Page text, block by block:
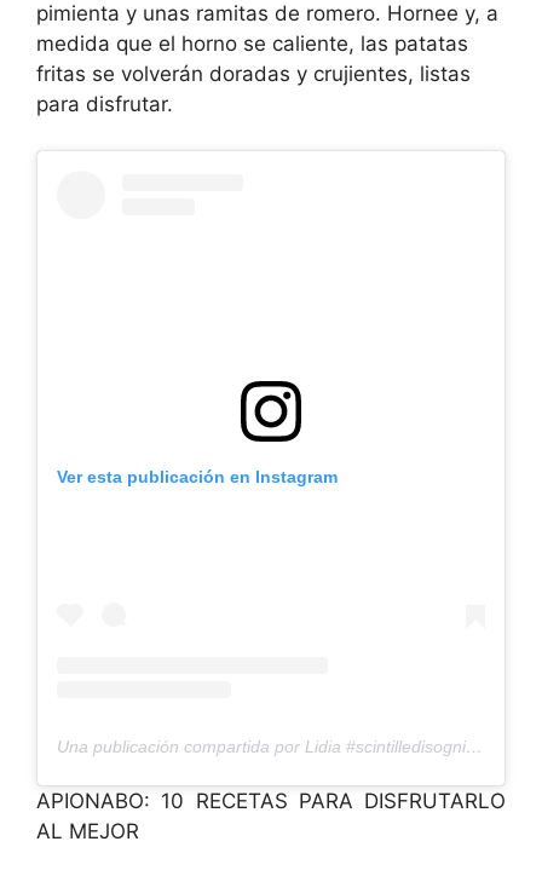
pimienta y unas ramitas de romero. Hornee y, a
medida que el horno se caliente, las patatas
fritas se volverán doradas y crujientes, listas
para disfrutar.
Ver esta publicación en Instagram
Una publicación compartida por Lidia #scintilledisogni (@lidia_a_mod)
APIONABO: 10 RECETAS PARA DISFRUTARLO
AL MEJOR